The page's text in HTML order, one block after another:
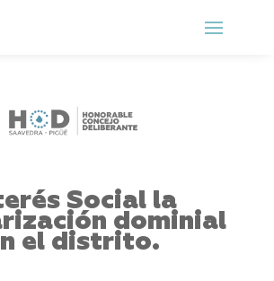
Social la
dominial
el distrito.